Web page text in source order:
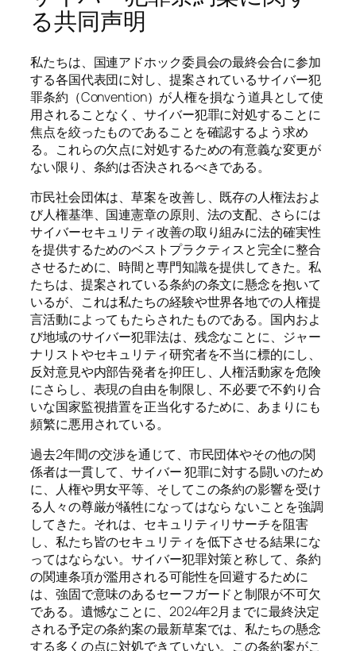
る共同声明
私たちは、国連アドホック委員会の最終会合に参加
する各国代表団に対し、提案されているサイバー犯
罪条約（Convention）が人権を損なう道具として使
用されることなく、サイバー犯罪に対処することに
焦点を絞ったものであることを確認するよう求め
る。これらの欠点に対処するための有意義な変更が
ない限り、条約は否決されるべきである。
市民社会団体は、草案を改善し、既存の人権法およ
び人権基準、国連憲章の原則、法の支配、さらには
サイバーセキュリティ改善の取り組みに法的確実性
を提供するためのベストプラクティスと完全に整合
させるために、時間と専門知識を提供してきた。私
たちは、提案されている条約の条文に懸念を抱いて
いるが、これは私たちの経験や世界各地での人権提
言活動によってもたらされたものである。国内およ
び地域のサイバー犯罪法は、残念なことに、ジャー
ナリストやセキュリティ研究者を不当に標的にし、
反対意見や内部告発者を抑圧し、人権活動家を危険
にさらし、表現の自由を制限し、不必要で不釣り合
いな国家監視措置を正当化するために、あまりにも
頻繁に悪用されている。
過去2年間の交渉を通じて、市民団体やその他の関
係者は一貫して、サイバー 犯罪に対する闘いのため
に、人権や男女平等、そしてこの条約の影響を受け
る人々の尊厳が犠牲になってはなら ないことを強調
してきた。それは、セキュリティリサーチを阻害
し、私たち皆のセキュリティを低下させる結果にな
ってはならない。サイバー犯罪対策と称して、条約
の関連条項が濫用される可能性を回避するために
は、強固で意味のあるセーフガードと制限が不可欠
である。遺憾なことに、2024年2月までに最終決定
される予定の条約案の最新草案では、私たちの懸念
する多くの点に対処できていない。この条約案がこ